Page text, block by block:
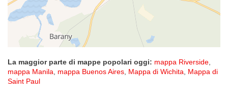
La maggior parte di mappe popolari oggi: mappa Riverside,
mappa Manila, mappa Buenos Aires, Mappa di Wichita, Mappa di
Saint Paul